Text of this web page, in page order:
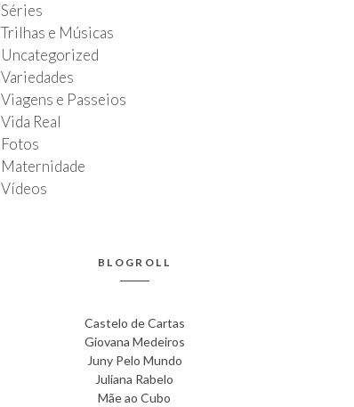
Séries
Trilhas e Músicas
Uncategorized
Variedades
Viagens e Passeios
Vida Real
Fotos
Maternidade
Vídeos
BLOGROLL
Castelo de Cartas
Giovana Medeiros
Juny Pelo Mundo
Juliana Rabelo
Mãe ao Cubo